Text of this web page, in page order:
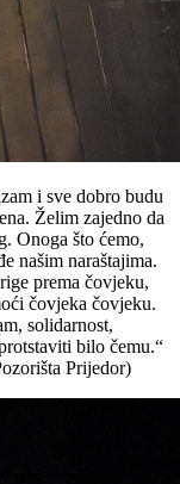
i sve dobro budu
Želim zajedno da
Onoga što ćemo,
našim naraštajima.
prema čovjeku,
čovjeka čovjeku.
solidarnost,
bilo čemu.“
Prijedor)